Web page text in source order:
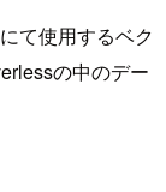
て使用するベク
の中のデー